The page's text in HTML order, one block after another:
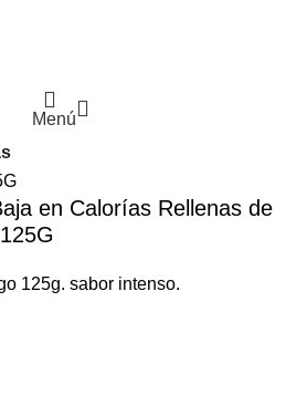
Menú
en Calorías Rellenas de
125g. sabor intenso.